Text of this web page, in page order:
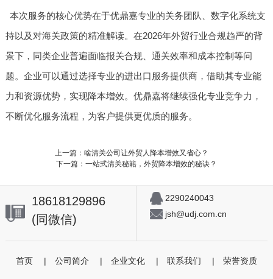
本次服务的核心优势在于优鼎嘉专业的关务团队、数字化系统支
持以及对海关政策的精准解读。在2026年外贸行业合规趋严的背
景下，同类企业普遍面临报关合规、通关效率和成本控制等问
题。企业可以通过选择专业的进出口服务提供商，借助其专业能
力和资源优势，实现降本增效。优鼎嘉将继续强化专业竞争力，
不断优化服务流程，为客户提供更优质的服务。
上一篇：啥清关公司让外贸人降本增效又省心？
下一篇：一站式清关秘籍，外贸降本增效的秘诀？
18618129896
(同微信)
2290240043
jsh@udj.com.cn
首页 | 公司简介 | 企业文化 | 联系我们 | 荣誉资质